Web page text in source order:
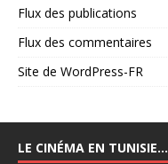
Flux des publications
Flux des commentaires
Site de WordPress-FR
LE CINÉMA EN TUNISIE…